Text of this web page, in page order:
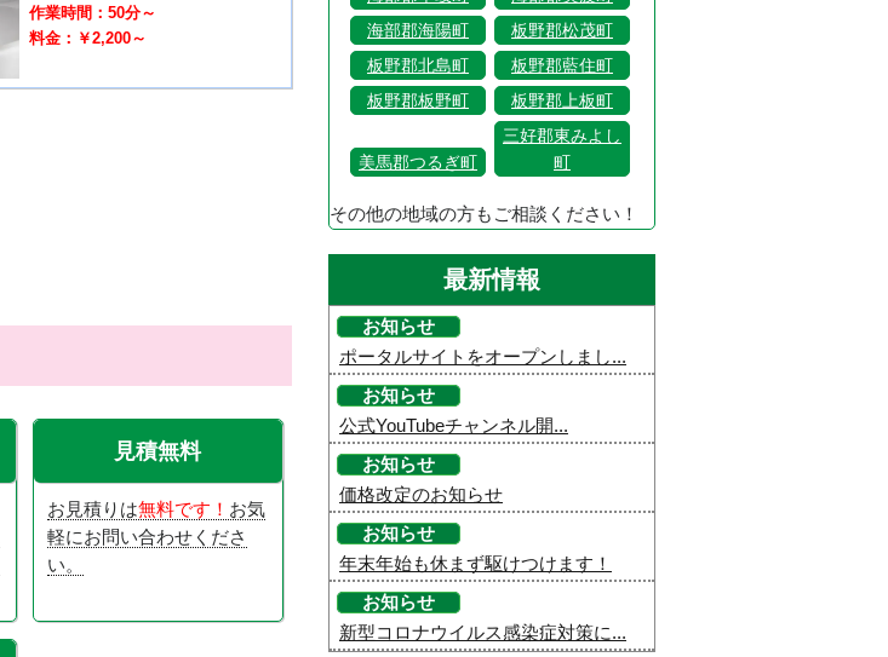
作業時間：50分～
料金：￥2,200～
見積無料
お見積りは無料です！ お気
軽にお問い合わせくださ
い。
海部郡海陽町
板野郡松茂町
板野郡北島町
板野郡藍住町
板野郡板野町
板野郡上板町
美馬郡つるぎ町
三好郡東みよし
町
その他の地域の方もご相談ください！
最新情報
お知らせ
ポータルサイトをオープンしまし...
お知らせ
公式YouTubeチャンネル開...
お知らせ
価格改定のお知らせ
お知らせ
年末年始も休まず駆けつけます！
お知らせ
新型コロナウイルス感染症対策に...